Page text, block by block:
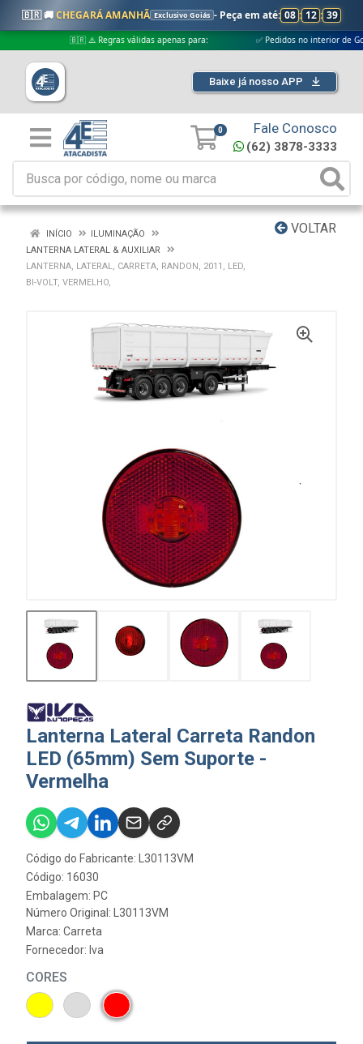
🇧🇷 🚚CHEGARÁ AMANHÃ Exclusivo Goiás - Peça em até: 08 : 12 : 39
🇧🇷 ⚠️ Regras válidas apenas para: ✅ Pedidos no interior de Goiás
Baixe já nosso APP
0 Fale Conosco
(62) 3878-3333
VOLTAR
INÍCIO
ILUMINAÇÃO
LANTERNA LATERAL & AUXILIAR
LANTERNA, LATERAL, CARRETA, RANDON, 2011, LED,
BI-VOLT, VERMELHO,
Lanterna Lateral Carreta Randon
LED (65mm) Sem Suporte -
Vermelha
Código do Fabricante: L30113VM
Código: 16030
Embalagem: PC
Número Original: L30113VM
Marca: Carreta
Fornecedor: Iva
CORES